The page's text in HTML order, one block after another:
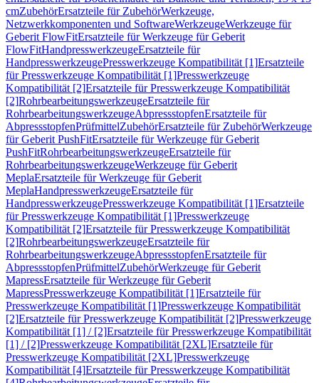
cmZubehörErsatzteile für ZubehörWerkzeuge,
Netzwerkkomponenten und SoftwareWerkzeugeWerkzeuge für
Geberit FlowFitErsatzteile für Werkzeuge für Geberit
FlowFitHandpresswerkzeugeErsatzteile für
HandpresswerkzeugePresswerkzeuge Kompatibilität [1]Ersatzteile
für Presswerkzeuge Kompatibilität [1]Presswerkzeuge
Kompatibilität [2]Ersatzteile für Presswerkzeuge Kompatibilität
[2]RohrbearbeitungswerkzeugeErsatzteile für
RohrbearbeitungswerkzeugeAbpressstopfenErsatzteile für
AbpressstopfenPrüfmittelZubehörErsatzteile für ZubehörWerkzeuge
für Geberit PushFitErsatzteile für Werkzeuge für Geberit
PushFitRohrbearbeitungswerkzeugeErsatzteile für
RohrbearbeitungswerkzeugeWerkzeuge für Geberit
MeplaErsatzteile für Werkzeuge für Geberit
MeplaHandpresswerkzeugeErsatzteile für
HandpresswerkzeugePresswerkzeuge Kompatibilität [1]Ersatzteile
für Presswerkzeuge Kompatibilität [1]Presswerkzeuge
Kompatibilität [2]Ersatzteile für Presswerkzeuge Kompatibilität
[2]RohrbearbeitungswerkzeugeErsatzteile für
RohrbearbeitungswerkzeugeAbpressstopfenErsatzteile für
AbpressstopfenPrüfmittelZubehörWerkzeuge für Geberit
MapressErsatzteile für Werkzeuge für Geberit
MapressPresswerkzeuge Kompatibilität [1]Ersatzteile für
Presswerkzeuge Kompatibilität [1]Presswerkzeuge Kompatibilität
[2]Ersatzteile für Presswerkzeuge Kompatibilität [2]Presswerkzeuge
Kompatibilität [1] / [2]Ersatzteile für Presswerkzeuge Kompatibilität
[1] / [2]Presswerkzeuge Kompatibilität [2XL]Ersatzteile für
Presswerkzeuge Kompatibilität [2XL]Presswerkzeuge
Kompatibilität [4]Ersatzteile für Presswerkzeuge Kompatibilität